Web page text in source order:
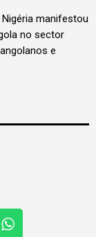
manifestou
no sector
e